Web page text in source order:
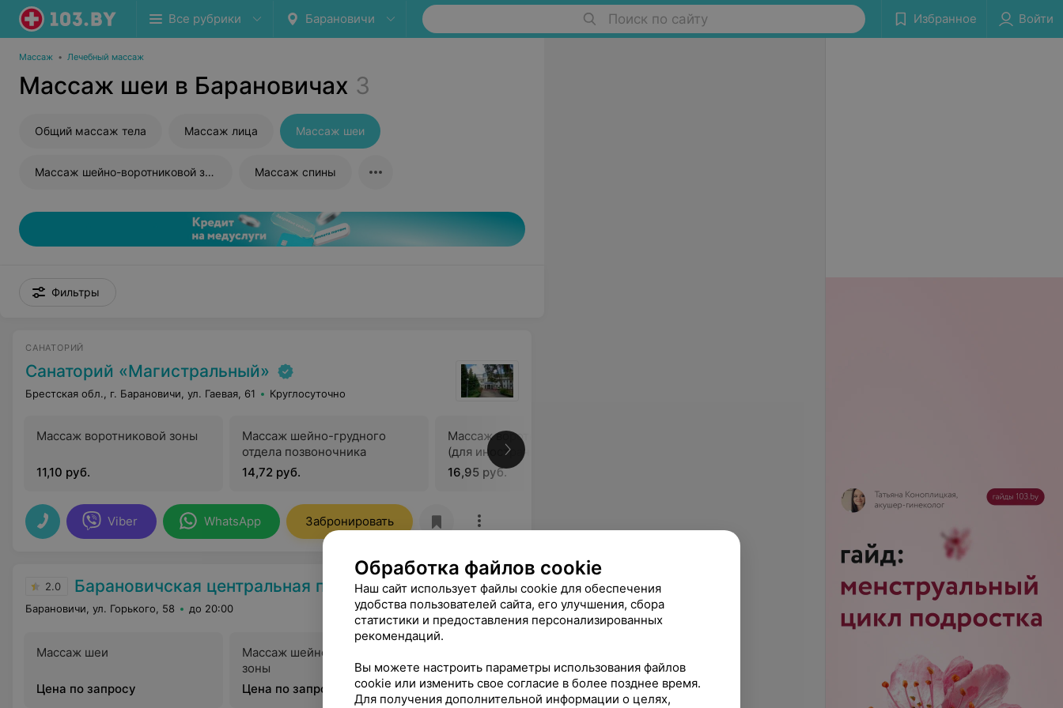
Все рубрики Барановичи Поиск по сайту Избранное Войти
Массаж • Лечебный массаж
Массаж шеи в Барановичах 3
Общий массаж тела Массаж лица Массаж шеи
Массаж шейно-воротниковой зоны Массаж спины
Фильтры
САНАТОРИЙ
Санаторий «Магистральный»
Брестская обл., г. Барановичи, ул. Гаевая, 61 Круглосуточно
Массаж воротниковой зоны
11,10 руб.
Массаж шейно-грудного
отдела позвоночника
14,72 руб.
Массаж воротниковой зоны
(для иностранных граждан)
16,95 руб.
Viber WhatsApp Забронировать
2.0 Барановичская центральная поликлиника
Барановичи, ул. Горького, 58 до 20:00
Массаж шеи
Цена по запросу
Массаж шейно-воротниковой
зоны
Цена по запросу
отдела позвоночника
Цена по запросу
Обработка файлов cookie
Наш сайт использует файлы cookie для обеспечения
удобства пользователей сайта, его улучшения, сбора
статистики и предоставления персонализированных
рекомендаций.
Вы можете настроить параметры использования файлов
cookie или изменить свое согласие в более позднее время.
Для получения дополнительной информации о целях,